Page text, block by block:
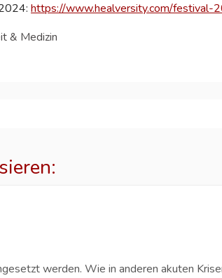
https://www.healversity.com/festival-
& Medizin
werden. Wie in anderen akuten